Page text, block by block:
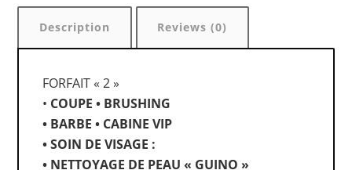
Description Reviews (0)
FORFAIT « 2 »
• ⁠ ⁠COUPE • BRUSHING
•⁠ ⁠BARBE • CABINE VIP
•⁠ ⁠SOIN DE VISAGE :
•⁠ ⁠NETTOYAGE DE PEAU « GUINO »